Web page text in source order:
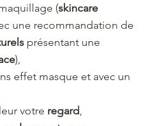
(skincare
une recommandation de
présentant une
),
effet masque et avec un
votre regard,